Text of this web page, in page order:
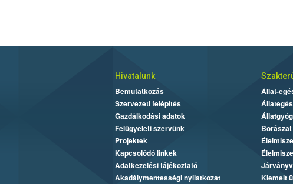
Hivatalunk
Bemutatkozás
Szervezeti felépítés
Gazdálkodási adatok
Felügyeleti szervünk
Projektek
Kapcsolódó linkek
Adatkezelési tájékoztató
Akadálymentességi nyilatkozat
Állat-
Kiemelt